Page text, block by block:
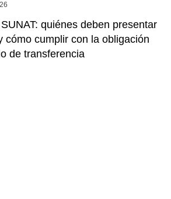
quiénes deben presentar
cómo cumplir con la obligación
de transferencia